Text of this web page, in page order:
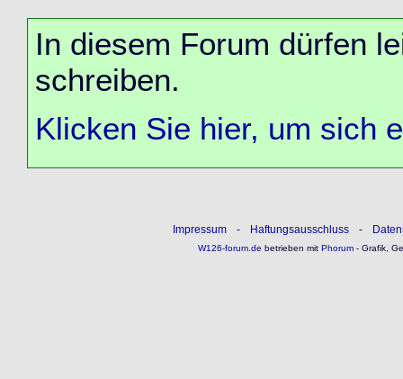
In diesem Forum dürfen
schreiben.
Klicken Sie hier, um sich
Impressum - Haftungsausschluss -
W126-forum.de betrieben mitPhorum- Grafik,